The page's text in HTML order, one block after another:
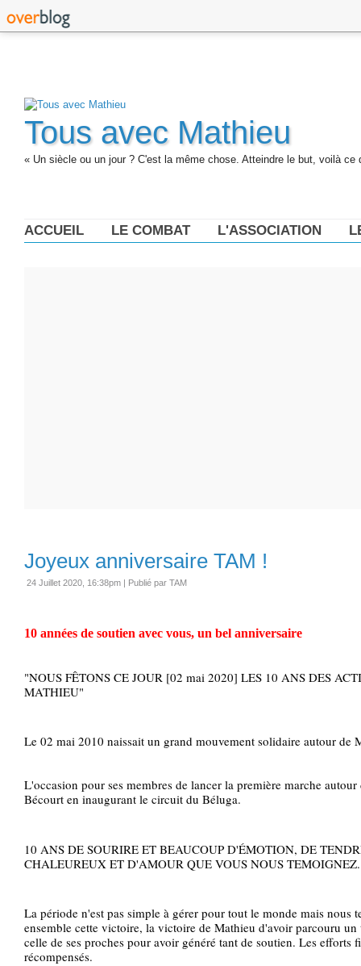
Tous avec Mathieu
« Un siècle ou un jour ? C'est la même chose. Atteindre le but, voilà ce
ACCUEIL LE COMBAT L'ASSOCIATION
Joyeux anniversaire TAM !
24 Juillet 2020, 16:38pm | Publié par TAM
10 années de soutien avec vous, un bel anniversaire
"NOUS FÊTONS CE JOUR [02 mai 2020] LES 10 ANS DES
MATHIEU"
Le 02 mai 2010 naissait un grand mouvement solidaire autour de
L'occasion pour ses membres de lancer la première marche
Bécourt en inaugurant le circuit du Béluga.
10 ANS DE SOURIRE ET BEAUCOUP D'ÉMOTION, DE
CHALEUREUX ET D'AMOUR QUE VOUS NOUS TEMOIGNEZ.
La période n'est pas simple à gérer pour tout le monde mais nous
ensemble cette victoire, la victoire de Mathieu d'avoir parcouru
celle de ses proches pour avoir généré tant de soutien. Les efforts
récompensés.